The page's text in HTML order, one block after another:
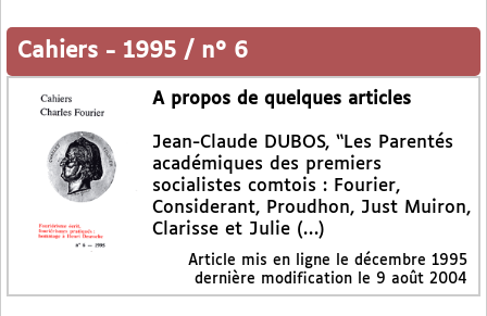
Cahiers - 1995 / n° 6
A propos de quelques articles
Jean-Claude DUBOS, “Les Parentés
académiques des premiers
socialistes comtois : Fourier,
Considerant, Proudhon, Just Muiron,
Clarisse et Julie (…)
Article mis en ligne le décembre 1995
dernière modification le 9 août 2004